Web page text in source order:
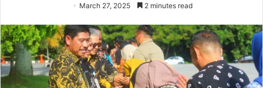
March 27, 2025 2 minutes read